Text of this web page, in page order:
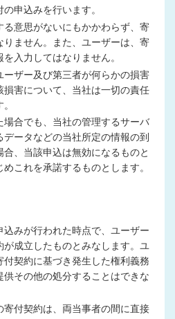
申込みを行います。
る意思がないにもかかわらず、寄
ません。また、ユーザーは、寄
入力してはなりません。
ザー及び第三者が何らかの損害
損害について、当社は一切の責任
合でも、当社の管理するサーバ
ータなどの当社所定の情報の到
、当該申込は無効になるものと
これを承諾するものとします。
みが行われた時点で、ユーザー
が成立したものとみなします。ユ
付契約に基づき発生した権利義務
供その他の処分することはできな
付契約は、両当事者の間に直接